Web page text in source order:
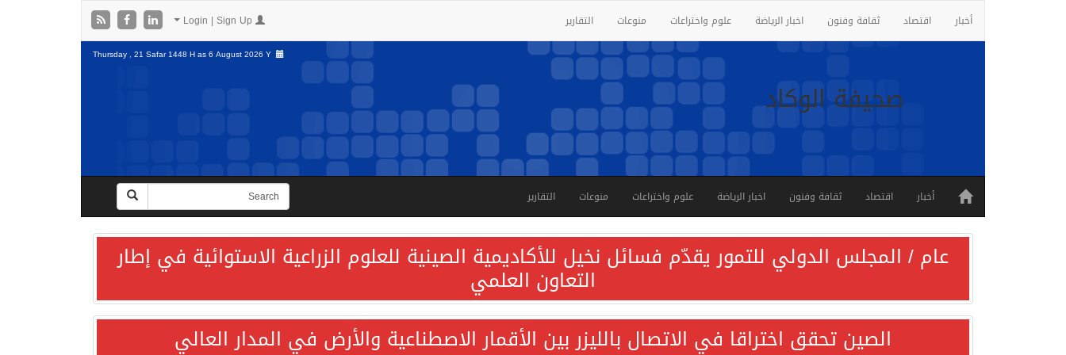
أخبار اقتصاد ثقافة وفنون اخبار الرياضة علوم واختراعات منوعات التقارير
صحيفة الوكاد
Thursday , 21 Safar 1448 H as6 August 2026 Y
أخبار اقتصاد ثقافة وفنون اخبار الرياضة علوم واختراعات منوعات التقارير
عام / المجلس الدولي للتمور يقدّم فسائل نخيل للأكاديمية الصينية للعلوم الزراعية الاستوائية في إطار
التعاون العلمي
الصين تحقق اختراقا في الاتصال بالليزر بين الأقمار الاصطناعية والأرض في المدار العالي